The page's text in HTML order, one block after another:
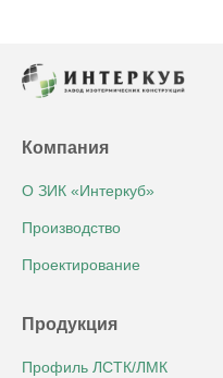
Продукция
Компания
О ЗИК «Интеркуб»
Производство
Проектирование
Профиль ЛСТК/ЛМК